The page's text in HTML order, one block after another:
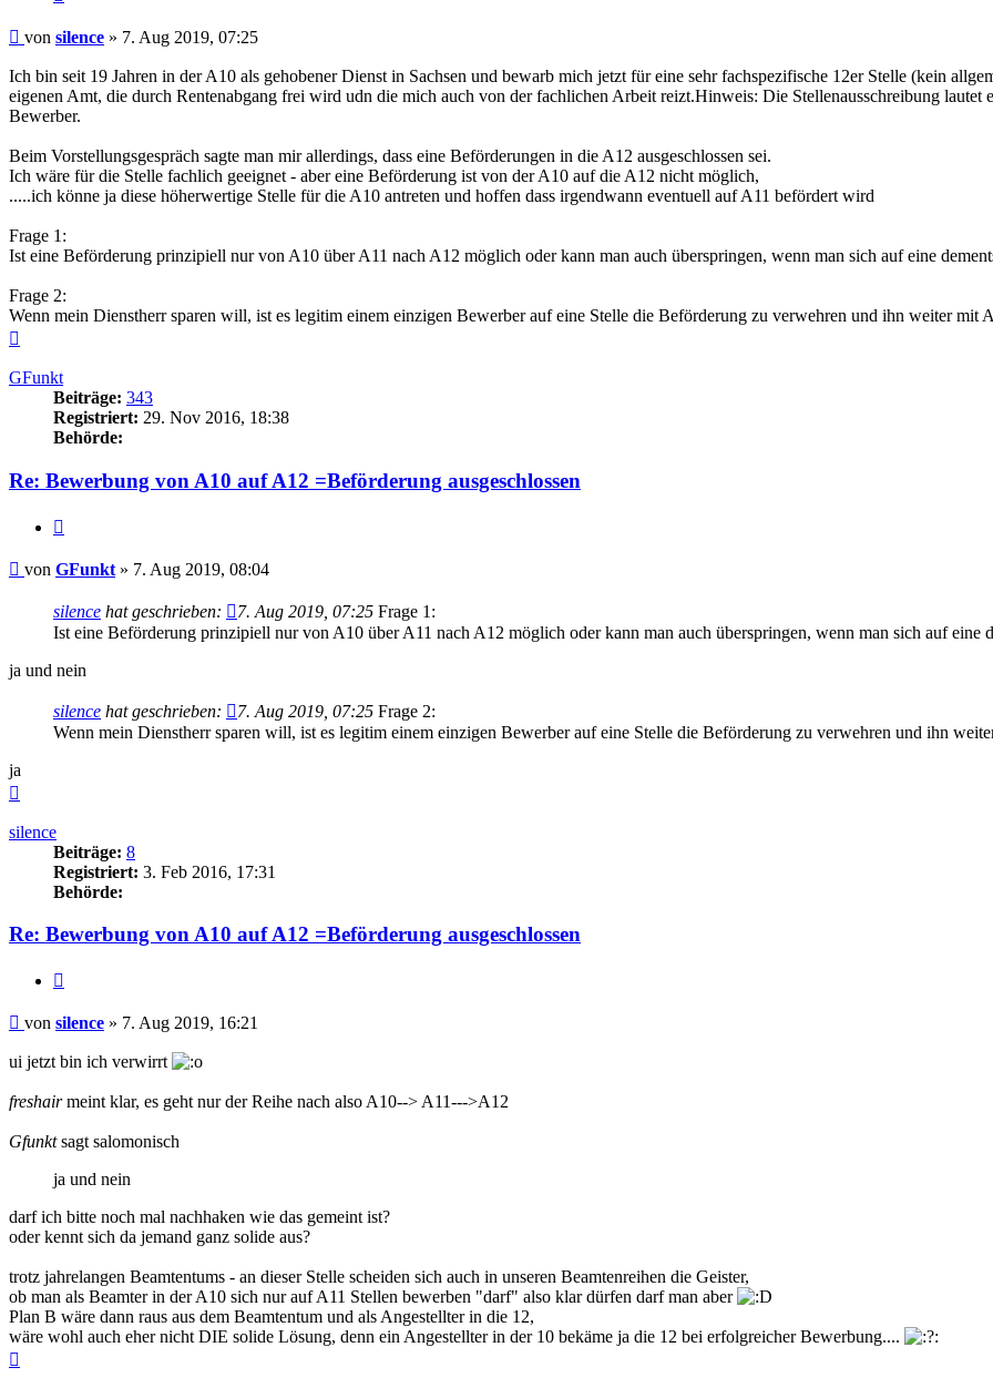
Beitrag
von silence » 7. Aug 2019, 07:25
Ich bin seit 19 Jahren in der A10 als gehobener Dienst in Sachsen und bewarb mich jetzt für eine sehr fachspezifische 12er Stelle (kein
eigenen Amt, die durch Rentenabgang frei wird udn die mich auch von der fachlichen Arbeit reizt.Hinweis: Die Stellenausschreibung
Bewerber.
Beim Vorstellungsgespräch sagte man mir allerdings, dass eine Beförderungen in die A12 ausgeschlossen sei.
Ich wäre für die Stelle fachlich geeignet - aber eine Beförderung ist von der A10 auf die A12 nicht möglich,
.....ich könne ja diese höherwertige Stelle für die A10 antreten und hoffen dass irgendwann eventuell auf A11 befördert wird
Frage 1:
Ist eine Beförderung prinzipiell nur von A10 über A11 nach A12 möglich oder kann man auch überspringen, wenn man sich auf eine
Frage 2:
Wenn mein Dienstherr sparen will, ist es legitim einem einzigen Bewerber auf eine Stelle die Beförderung zu verwehren und ihn weiter mit
GFunkt
Beiträge: 343
Registriert: 29. Nov 2016, 18:38
Behörde:
Re: Bewerbung von A10 auf A12 =Beförderung ausgeschlossen
Beitrag
von GFunkt » 7. Aug 2019, 08:04
silence hat geschrieben: 7. Aug 2019, 07:25 Frage 1:
Ist eine Beförderung prinzipiell nur von A10 über A11 nach A12 möglich oder kann man auch überspringen, wenn man sich auf eine
ja und nein
silence hat geschrieben: 7. Aug 2019, 07:25 Frage 2:
Wenn mein Dienstherr sparen will, ist es legitim einem einzigen Bewerber auf eine Stelle die Beförderung zu verwehren und ihn
ja
silence
Beiträge: 8
Registriert: 3. Feb 2016, 17:31
Behörde:
Re: Bewerbung von A10 auf A12 =Beförderung ausgeschlossen
Beitrag
von silence » 7. Aug 2019, 16:21
ui jetzt bin ich verwirrt
freshairmeint klar, es geht nur der Reihe nach also A10--> A11--->A12
Gfunktsagt salomonisch
ja und nein
darf ich bitte noch mal nachhaken wie das gemeint ist?
oder kennt sich da jemand ganz solide aus?
trotz jahrelangen Beamtentums - an dieser Stelle scheiden sich auch in unseren Beamtenreihen die Geister,
ob man als Beamter in der A10 sich nur auf A11 Stellen bewerben "darf" also klar dürfen darf man aber
Plan B wäre dann raus aus dem Beamtentum und als Angestellter in die 12,
wäre wohl auch eher nicht DIE solide Lösung, denn ein Angestellter in der 10 bekäme ja die 12 bei erfolgreicher Bewerbung....